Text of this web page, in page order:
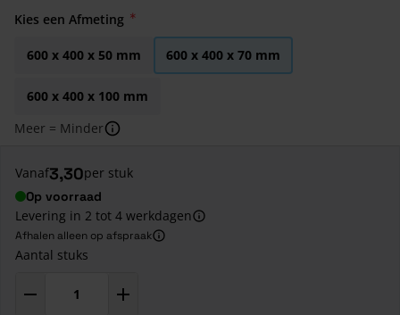
Kies een Afmeting
600 x 400 x 50 mm 600 x 400 x 70 mm
600 x 400 x 100 mm
Meer = Minder
Vanaf3,30per stuk
Op voorraad
Levering in 2 tot 4 werkdagen
Afhalen alleen op afspraak
Aantal stuks